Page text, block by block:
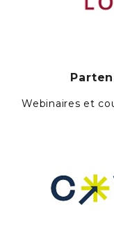
Webinaires et